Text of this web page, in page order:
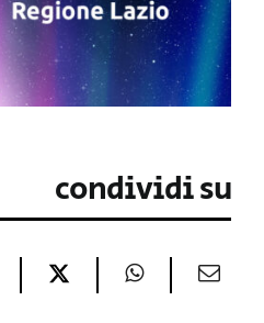
condividi su